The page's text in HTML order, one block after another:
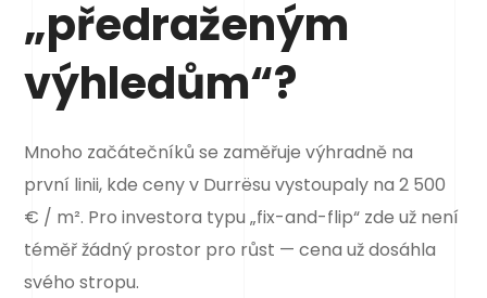
„předraženým
výhledům“?
Mnoho začátečníků se zaměřuje výhradně na
první linii, kde ceny v Durrësu vystoupaly na 2 500
€ / m². Pro investora typu „fix-and-flip“ zde už není
téměř žádný prostor pro růst — cena už dosáhla
svého stropu.